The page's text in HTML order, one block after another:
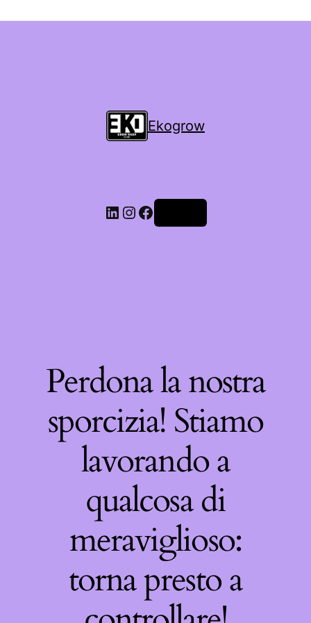
Ekogrow
Perdona la nostra
sporcizia! Stiamo
lavorando a
qualcosa di
meraviglioso:
torna presto a